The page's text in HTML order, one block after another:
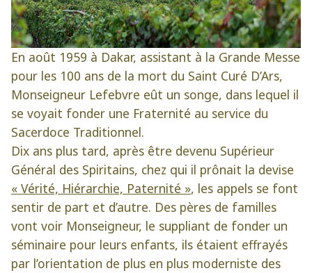
En août 1959 à Dakar, assistant à la Grande Messe
pour les 100 ans de la mort du Saint Curé D’Ars,
Monseigneur Lefebvre eût un songe, dans lequel il
se voyait fonder une Fraternité au service du
Sacerdoce Traditionnel.
Dix ans plus tard, après être devenu Supérieur
Général des Spiritains, chez qui il prônait la devise
« Vérité, Hiérarchie, Paternité », les appels se font
sentir de part et d’autre. Des pères de familles
vont voir Monseigneur, le suppliant de fonder un
séminaire pour leurs enfants, ils étaient effrayés
par l’orientation de plus en plus moderniste des